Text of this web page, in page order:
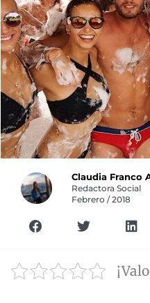
Claudia Franco
Redactora Social
Febrero / 2018